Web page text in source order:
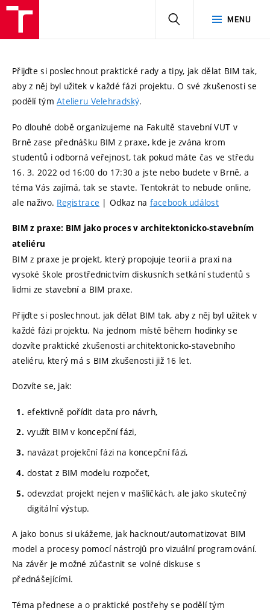
MENU
Přijďte si poslechnout praktické rady a tipy, jak dělat BIM tak,
aby z něj byl užitek v každé fázi projektu. O své zkušenosti se
podělí týmAtelieru Velehradský.
Po dlouhé době organizujeme na Fakultě stavební VUT v
Brně zase přednášku BIM z praxe, kde je zvána krom
studentů i odborná veřejnost, tak pokud máte čas ve středu
16. 3. 2022 od 16:00 do 17:30 a jste nebo budete v Brně, a
téma Vás zajímá, tak se stavte. Tentokrát to nebude online,
ale naživo. Registrace | Odkaz na facebook událost
BIM z praxe: BIM jako proces v architektonicko-stavebním
ateliéru
BIM z praxe je projekt, který propojuje teorii a praxi na
vysoké škole prostřednictvím diskusních setkání studentů s
lidmi ze stavební a BIM praxe.
Přijďte si poslechnout, jak dělat BIM tak, aby z něj byl užitek v
každé fázi projektu. Na jednom místě během hodinky se
dozvíte praktické zkušenosti architektonicko-stavebního
ateliéru, který má s BIM zkušenosti již 16 let.
Dozvíte se, jak:
efektivně pořídit data pro návrh,
využít BIM v koncepční fázi,
navázat projekční fázi na koncepční fázi,
dostat z BIM modelu rozpočet,
odevzdat projekt nejen v mašličkách, ale jako skutečný
digitální výstup.
A jako bonus si ukážeme, jak hacknout/automatizovat BIM
model a procesy pomocí nástrojů pro vizuální programování.
Na závěr je možné zúčastnit se volné diskuse s
přednášejícími.
Téma přednese a o praktické postřehy se podělí tým